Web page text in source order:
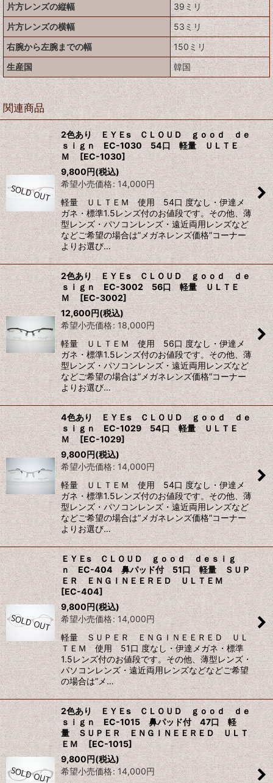
片方レンズの縦幅
39ミリ
片方レンズの横幅
53ミリ
右腕から左腕までの幅
150ミリ
生産国
韓国
関連商品
2色あり ＥＹＥs ＣＬＯＵＤ ｇｏｏｄ ｄｅ
ｓｉｇｎ EC-1030 54口 軽量 ＵＬＴＥ
Ｍ [EC-1030]
9,800円(税込)
希望小売価格: 14,000円
軽量 ＵＬＴＥＭ 使用 54口 度なし・伊達メ
ガネ・標準1.5レンズ付のお値段です。その他、薄
型レンズ・パソコンレンズ・遠近両用レンズなど
などご希望の場合は”メガネレンズ価格”コーナー
よりお選び…
2色あり ＥＹＥs ＣＬＯＵＤ ｇｏｏｄ ｄｅ
ｓｉｇｎ EC-3002 56口 軽量 ＵＬＴＥ
Ｍ [EC-3002]
12,600円(税込)
希望小売価格: 18,000円
軽量 ＵＬＴＥＭ 使用 56口 度なし・伊達メ
ガネ・標準1.5レンズ付のお値段です。その他、薄
型レンズ・パソコンレンズ・遠近両用レンズなど
などご希望の場合は”メガネレンズ価格”コーナー
よりお選び…
4色あり ＥＹＥs ＣＬＯＵＤ ｇｏｏｄ ｄｅ
ｓｉｇｎ EC-1029 54口 軽量 ＵＬＴＥ
Ｍ[EC-1029]
9,800円(税込)
希望小売価格: 14,000円
軽量 ＵＬＴＥＭ 使用 54口 度なし・伊達メ
ガネ・標準1.5レンズ付のお値段です。その他、薄
型レンズ・パソコンレンズ・遠近両用レンズなど
などご希望の場合は”メガネレンズ価格”コーナー
よりお選び…
ＥＹＥs ＣＬＯＵＤ ｇｏｏｄ ｄｅｓｉｇ
ｎ EC-404 鼻パッド付 51口 軽量 ＳＵＰ
ＥＲ ＥＮＧＩＮＥＥＲＥＤ ＵＬＴＥＭ
[EC-404]
9,800円(税込)
希望小売価格: 14,000円
軽量 ＳＵＰＥＲ ＥＮＧＩＮＥＥＲＥＤ ＵＬ
ＴＥＭ 使用 51口 度なし・伊達メガネ・標準
1.5レンズ付のお値段です。その他、薄型レンズ・
パソコンレンズ・遠近両用レンズなどなどご希望
の場合は”メ…
2色あり ＥＹＥs ＣＬＯＵＤ ｇｏｏｄ ｄｅ
ｓｉｇｎ EC-1015 鼻パッド付 47口 軽
量 ＳＵＰＥＲ ＥＮＧＩＮＥＥＲＥＤ ＵＬＴ
ＥＭ [EC-1015]
9,800円(税込)
希望小売価格: 14,000円